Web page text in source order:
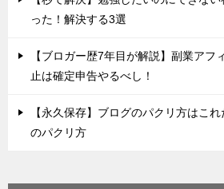
った！解決する3選
【ブロガー歴7年目が解説】副業アフ
止は確定申告やるべし！
【永久保存】ブログのパクリ方はこ
のパクリ方